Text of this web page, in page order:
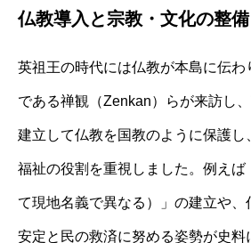
仏教導入と宗教・文化の整備
英祖王の時代には仏教が本島に伝わ
である禅観（Zenkan）らが来訪し
建立して仏教を国教のように保護し
福祉の役割を重視しました。例えば
て現地名義で異なる）」の建立や、
安定と民の救済に努める姿勢が史料